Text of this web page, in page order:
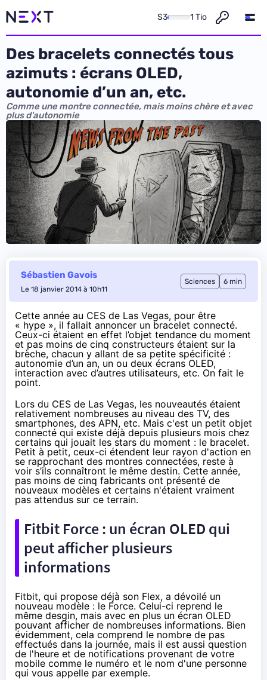
S3 1 Tio
Des bracelets connectés tous
azimuts : écrans OLED,
autonomie d’un an, etc.
Comme une montre connectée, mais moins chère et avec
plus d'autonomie
Sébastien Gavois
Le 18 janvier 2014 à 10h11
Sciences 6 min
Cette année au CES de Las Vegas, pour être
« hype », il fallait annoncer un bracelet connecté.
Ceux-ci étaient en effet l’objet tendance du moment
et pas moins de cinq constructeurs étaient sur la
brèche, chacun y allant de sa petite spécificité :
autonomie d’un an, un ou deux écrans OLED,
interaction avec d’autres utilisateurs, etc. On fait le
point.
Lors du CES de Las Vegas, les nouveautés étaient
relativement nombreuses au niveau des TV, des
smartphones, des APN, etc. Mais c'est un petit objet
connecté qui existe déjà depuis plusieurs mois chez
certains qui jouait les stars du moment : le bracelet.
Petit à petit, ceux-ci étendent leur rayon d'action en
se rapprochant des montres connectées, reste à
voir s’ils connaîtront le même destin. Cette année,
pas moins de cinq fabricants ont présenté de
nouveaux modèles et certains n'étaient vraiment
pas attendus sur ce terrain.
Fitbit Force : un écran OLED qui
peut afficher plusieurs
informations
Fitbit, qui propose déjà son Flex, a dévoilé un
nouveau modèle : le Force. Celui-ci reprend le
même desgin, mais avec en plus un écran OLED
pouvant afficher de nombreuses informations. Bien
évidemment, cela comprend le nombre de pas
effectués dans la journée, mais il est aussi question
de l'heure et de notifications provenant de votre
mobile comme le numéro et le nom d'une personne
qui vous appelle par exemple.